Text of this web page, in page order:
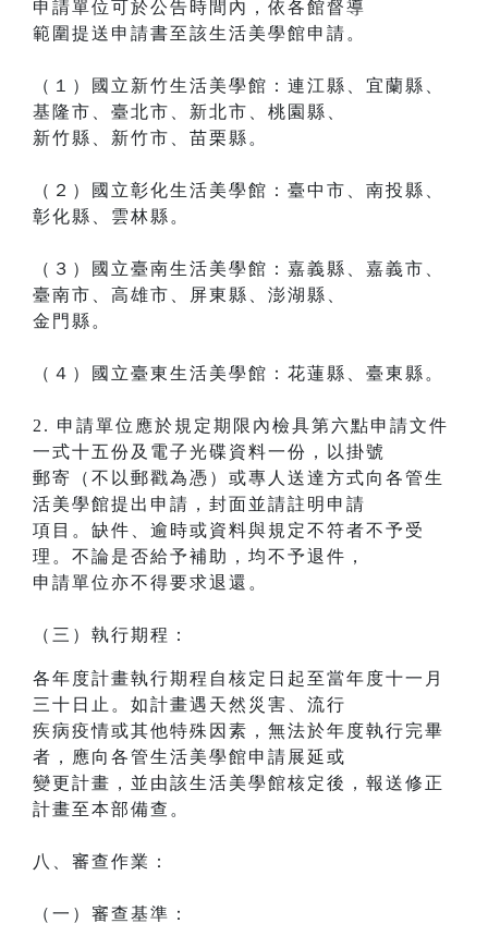
申請單位可於公告時間內，依各館督導
範圍提送申請書至該生活美學館申請。
（１）國立新竹生活美學館：連江縣、宜蘭縣、
基隆市、臺北市、新北市、桃園縣、
新竹縣、新竹市、苗栗縣。
（２）國立彰化生活美學館：臺中市、南投縣、
彰化縣、雲林縣。
（３）國立臺南生活美學館：嘉義縣、嘉義市、
臺南市、高雄市、屏東縣、澎湖縣、
金門縣。
（４）國立臺東生活美學館：花蓮縣、臺東縣。
2. 申請單位應於規定期限內檢具第六點申請文件
一式十五份及電子光碟資料一份，以掛號
郵寄（不以郵戳為憑）或專人送達方式向各管生
活美學館提出申請，封面並請註明申請
項目。缺件、逾時或資料與規定不符者不予受
理。不論是否給予補助，均不予退件，
申請單位亦不得要求退還。
（三）執行期程：
各年度計畫執行期程自核定日起至當年度十一月
三十日止。如計畫遇天然災害、流行
疾病疫情或其他特殊因素，無法於年度執行完畢
者，應向各管生活美學館申請展延或
變更計畫，並由該生活美學館核定後，報送修正
計畫至本部備查。
八、審查作業：
（一）審查基準：